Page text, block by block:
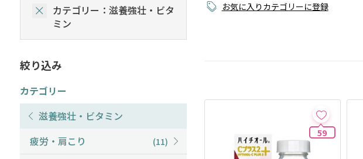
検査キット ペット用品
新規登録で！今すぐ使えるクーポンプレゼント中！
カテゴリー：滋養強壮・ビタ
ミン
絞り込み
カテゴリー
滋養強壮・ビタミン
疲労・肩こり
(11)
お気に入りカテゴリーに登録
59